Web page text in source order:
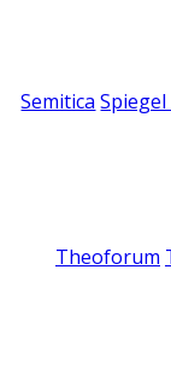
Semitica
Theoforum